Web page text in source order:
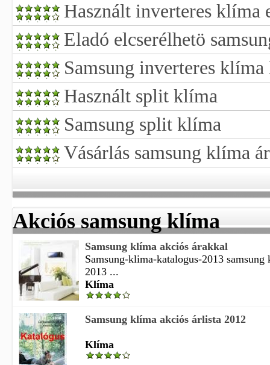
Használt inverteres klíma
Eladó elcserélhetö
Samsung inverteres
Használt split klíma
Samsung split klíma
Vásárlás samsung klíma
Akciós samsung klíma
Samsung klíma akciós árakkal
Samsung-klima-katalogus-2013 samsung
2013 ...
Klíma
Samsung klíma akciós árlista 2012
Klíma